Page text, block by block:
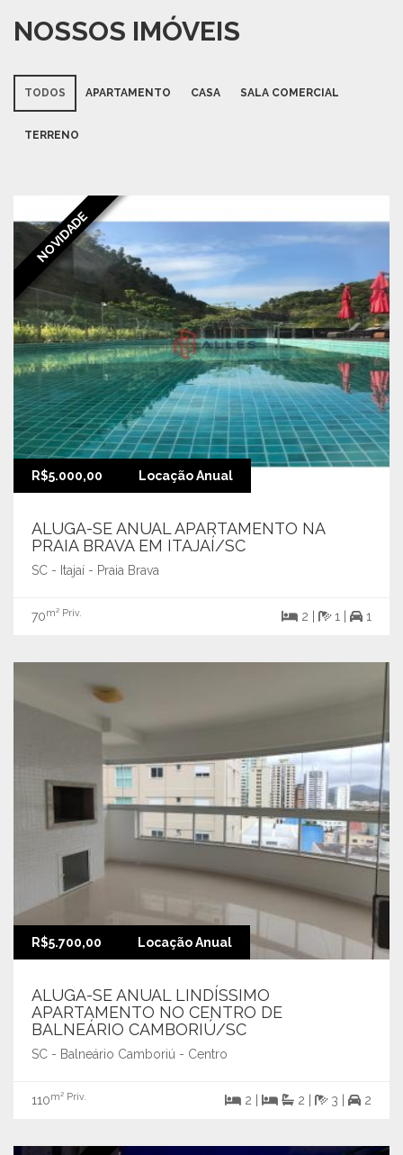
NOSSOS IMÓVEIS
TODOS APARTAMENTO CASA SALA COMERCIAL
TERRENO
NOVIDADE
R$5.000,00 Locação Anual
ALUGA-SE ANUAL APARTAMENTO NA
PRAIA BRAVA EM ITAJAÍ/SC
SC - Itajaí - Praia Brava
70m² Priv. 2 | 1 | 1
R$5.700,00 Locação Anual
ALUGA-SE ANUAL LINDÍSSIMO
APARTAMENTO NO CENTRO DE
BALNEÁRIO CAMBORIÚ/SC
SC - Balneário Camboriú - Centro
110m² Priv. 2 | 2 | 3 | 2